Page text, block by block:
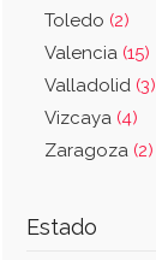
Toledo (2)
Valencia (15)
Valladolid (3)
Vizcaya (4)
Zaragoza (2)
Estado